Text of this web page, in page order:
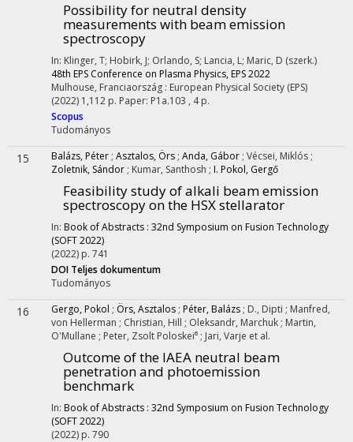
Possibility for neutral density
measurements with beam emission
spectroscopy
In: Klinger, T; Hobirk, J; Orlando, S; Lancia, L; Maric, D (szerk.)
48th EPS Conference on Plasma Physics, EPS 2022
Mulhouse, Franciaország : European Physical Society (EPS)
(2022) 1,112 p. Paper: P1a.103 , 4 p.
Scopus
Tudományos
15 Balázs, Péter ; Asztalos, Örs ; Anda, Gábor ; Vécsei, Miklós ;
Zoletnik, Sándor ; Kumar, Santhosh ; I. Pokol, Gergő
Feasibility study of alkali beam emission
spectroscopy on the HSX stellarator
In: Book of Abstracts : 32nd Symposium on Fusion Technology
(SOFT 2022)
(2022) p. 741
DOI Teljes dokumentum
Tudományos
16 Gergo, Pokol ; Örs, Asztalos ; Péter, Balázs ; D., Dipti ; Manfred,
von Hellerman ; Christian, Hill ; Oleksandr, Marchuk ; Martin,
O'Mullane ; Peter, Zsolt Poloskei⁶ ; Jari, Varje et al.
Outcome of the IAEA neutral beam
penetration and photoemission
benchmark
In: Book of Abstracts : 32nd Symposium on Fusion Technology
(SOFT 2022)
(2022) p. 790